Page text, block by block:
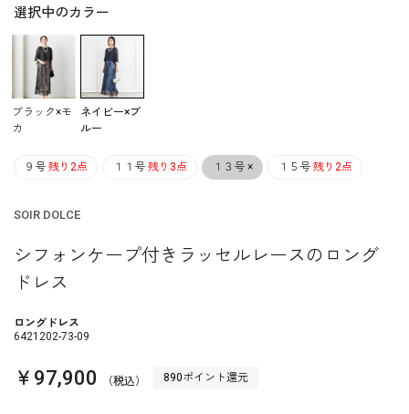
選択中のカラー
ブラック×モ
カ
ネイビー×ブ
ルー
９号 残り2点 １１号 残り3点 １３号 × １５号 残り2点
SOIR DOLCE
シフォンケープ付きラッセルレースのロング
ドレス
ロングドレス
6421202-73-09
￥97,900 （税込） 890ポイント還元